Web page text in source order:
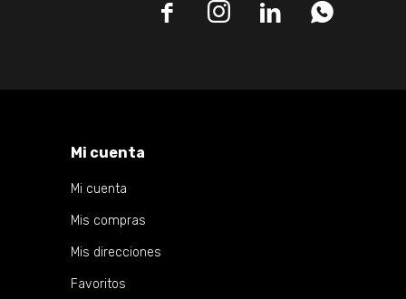
   
Mi cuenta
Mi cuenta
Mis compras
Mis direcciones
Favoritos